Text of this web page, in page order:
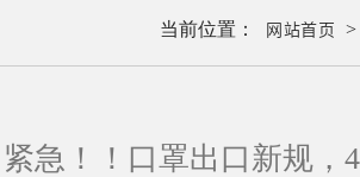
当前位置： 网站首页 >
紧急！！口罩出口新规，